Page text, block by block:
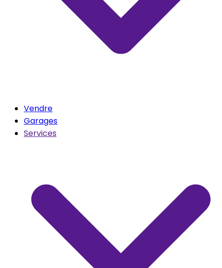
Vendre
Garages
Services